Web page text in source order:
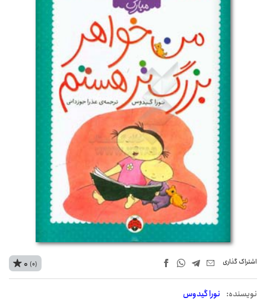
اشتراک‌ گذاری
نويسنده: نورا گیدوس
0 (0)